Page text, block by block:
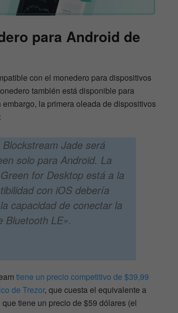
para Android de
con el monedero para dispositivos
también está disponible para
la primera oleada de dispositivos
Jade será
solo para Android. La
for Desktop está a la
con iOS debería
capacidad de conectar la
Bluetooth LE».
tiene un precio competitivo de $39,99
de Trezor, que cuesta el equivalente a
que tiene un precio de $59 dólares (el